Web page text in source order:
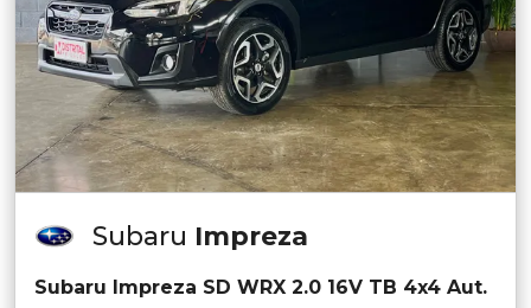
Subaru Impreza
Subaru Impreza SD WRX 2.0 16V TB 4x4 Aut.